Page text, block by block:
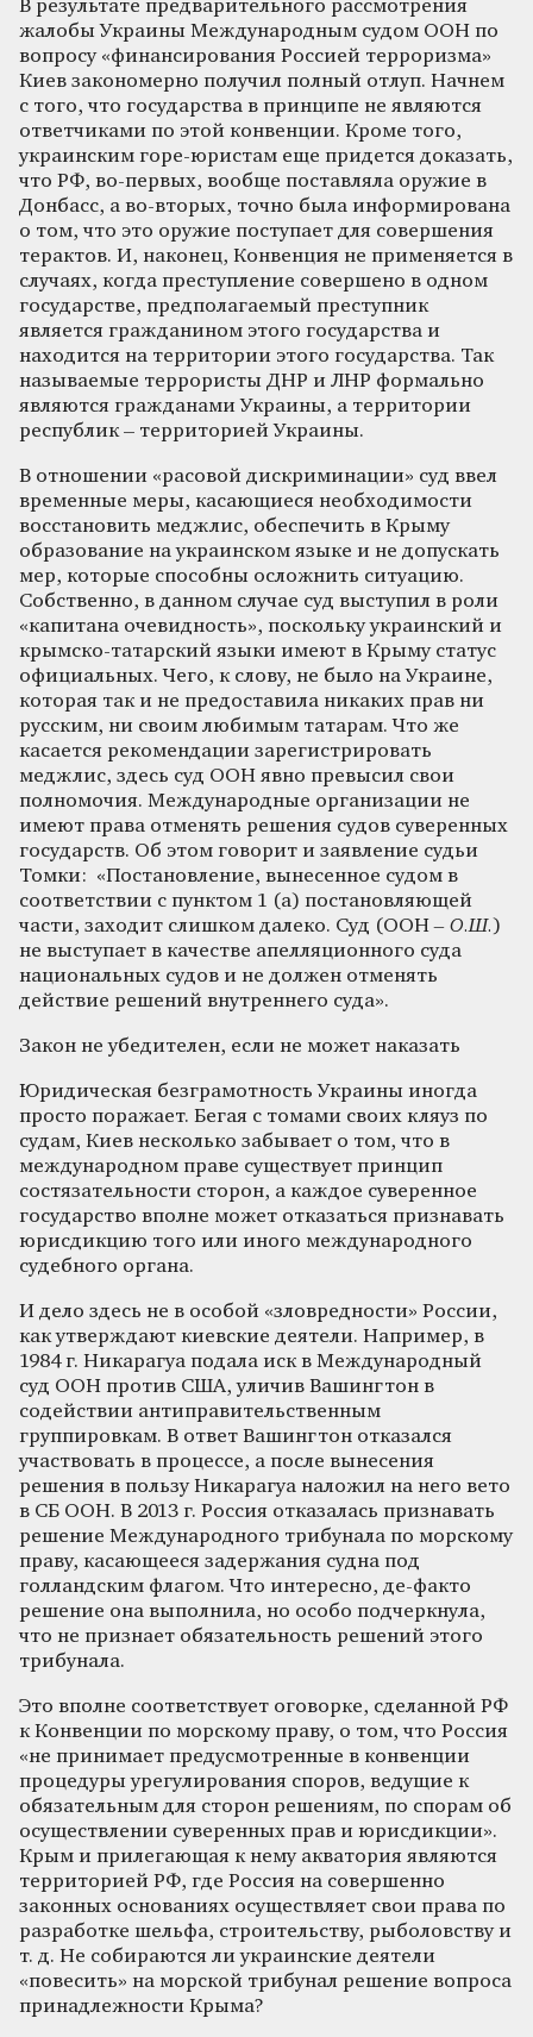
В результате предварительного рассмотрения
жалобы Украины Международным судом ООН по
вопросу «финансирования Россией терроризма»
Киев закономерно получил полный отлуп. Начнем
с того, что государства в принципе не являются
ответчиками по этой конвенции. Кроме того,
украинским горе-юристам еще придется доказать,
что РФ, во-первых, вообще поставляла оружие в
Донбасс, а во-вторых, точно была информирована
о том, что это оружие поступает для совершения
терактов. И, наконец, Конвенция не применяется в
случаях, когда преступление совершено в одном
государстве, предполагаемый преступник
является гражданином этого государства и
находится на территории этого государства. Так
называемые террористы ДНР и ЛНР формально
являются гражданами Украины, а территории
республик – территорией Украины.
В отношении «расовой дискриминации» суд ввел
временные меры, касающиеся необходимости
восстановить меджлис, обеспечить в Крыму
образование на украинском языке и не допускать
мер, которые способны осложнить ситуацию.
Собственно, в данном случае суд выступил в роли
«капитана очевидность», поскольку украинский и
крымско-татарский языки имеют в Крыму статус
официальных. Чего, к слову, не было на Украине,
которая так и не предоставила никаких прав ни
русским, ни своим любимым татарам. Что же
касается рекомендации зарегистрировать
меджлис, здесь суд ООН явно превысил свои
полномочия. Международные организации не
имеют права отменять решения судов суверенных
государств. Об этом говорит и заявление судьи
Томки: «Постановление, вынесенное судом в
соответствии с пунктом 1 (а) постановляющей
части, заходит слишком далеко. Суд (ООН– О.Ш.)
не выступает в качестве апелляционного суда
национальных судов и не должен отменять
действие решений внутреннего суда».
Закон не убедителен, если не может наказать
Юридическая безграмотность Украины иногда
просто поражает. Бегая с томами своих кляуз по
судам, Киев несколько забывает о том, что в
международном праве существует принцип
состязательности сторон, а каждое суверенное
государство вполне может отказаться признавать
юрисдикцию того или иного международного
судебного органа.
И дело здесь не в особой «зловредности» России,
как утверждают киевские деятели. Например, в
1984 г. Никарагуа подала иск в Международный
суд ООН против США, уличив Вашингтон в
содействии антиправительственным
группировкам. В ответ Вашингтон отказался
участвовать в процессе, а после вынесения
решения в пользу Никарагуа наложил на него вето
в СБ ООН. В 2013 г. Россия отказалась признавать
решение Международного трибунала по морскому
праву, касающееся задержания судна под
голландским флагом. Что интересно, де-факто
решение она выполнила, но особо подчеркнула,
что не признает обязательность решений этого
трибунала.
Это вполне соответствует оговорке, сделанной РФ
к Конвенции по морскому праву, о том, что Россия
«не принимает предусмотренные в конвенции
процедуры урегулирования споров, ведущие к
обязательным для сторон решениям, по спорам об
осуществлении суверенных прав и юрисдикции».
Крым и прилегающая к нему акватория являются
территорией РФ, где Россия на совершенно
законных основаниях осуществляет свои права по
разработке шельфа, строительству, рыболовству и
т. д. Не собираются ли украинские деятели
«повесить» на морской трибунал решение вопроса
принадлежности Крыма?